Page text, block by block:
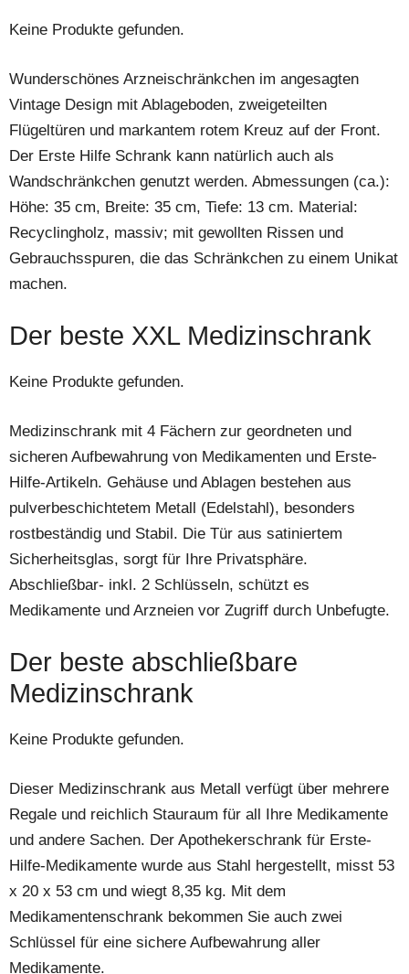
Keine Produkte gefunden.
Wunderschönes Arzneischränkchen im angesagten
Vintage Design mit Ablageboden, zweigeteilten
Flügeltüren und markantem rotem Kreuz auf der Front.
Der Erste Hilfe Schrank kann natürlich auch als
Wandschränkchen genutzt werden. Abmessungen (ca.):
Höhe: 35 cm, Breite: 35 cm, Tiefe: 13 cm. Material:
Recyclingholz, massiv; mit gewollten Rissen und
Gebrauchsspuren, die das Schränkchen zu einem Unikat
machen.
Der beste XXL Medizinschrank
Keine Produkte gefunden.
Medizinschrank mit 4 Fächern zur geordneten und
sicheren Aufbewahrung von Medikamenten und Erste-
Hilfe-Artikeln. Gehäuse und Ablagen bestehen aus
pulverbeschichtetem Metall (Edelstahl), besonders
rostbeständig und Stabil. Die Tür aus satiniertem
Sicherheitsglas, sorgt für Ihre Privatsphäre.
Abschließbar- inkl. 2 Schlüsseln, schützt es
Medikamente und Arzneien vor Zugriff durch Unbefugte.
Der beste abschließbare
Medizinschrank
Keine Produkte gefunden.
Dieser Medizinschrank aus Metall verfügt über mehrere
Regale und reichlich Stauraum für all Ihre Medikamente
und andere Sachen. Der Apothekerschrank für Erste-
Hilfe-Medikamente wurde aus Stahl hergestellt, misst 53
x 20 x 53 cm und wiegt 8,35 kg. Mit dem
Medikamentenschrank bekommen Sie auch zwei
Schlüssel für eine sichere Aufbewahrung aller
Medikamente.